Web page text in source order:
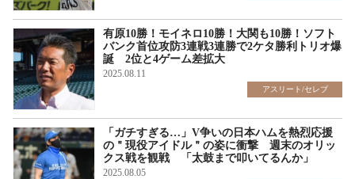
有原10勝！モイネロ10勝！大関も10勝！ソフト
バンク首位攻防3連戦3連勝で2ケタ勝利トリオ爆
誕 2位と4ゲーム差拡大
2025.08.11
アスリート/セレブ
「ガチすぎる…」V争いの日本ハムを熱烈応援
の＂現役アイドル＂の姿に衝撃 週末のオリッ
クス戦を観戦 「太鼓まで叩いてるんか」
2025.08.05